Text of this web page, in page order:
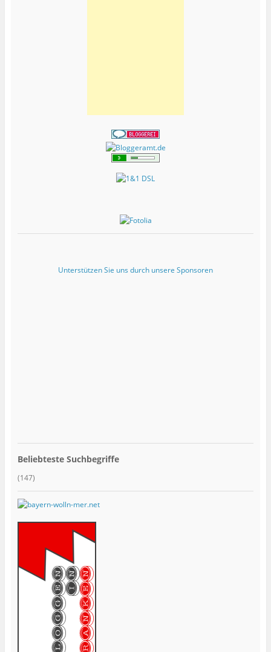
Unterstützen Sie uns durch unsere Sponsoren
Beliebteste Suchbegriffe
(147)